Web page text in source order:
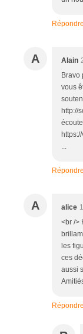
Répondre
A Alain
Bravo
vous
http://
Répondre
A alice
<br />
les
ces
aussi
Répondre